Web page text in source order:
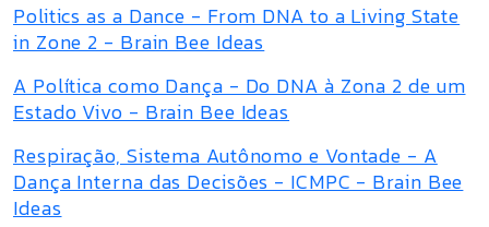
Politics as a Dance - From DNA to a Living State
in Zone 2 - Brain Bee Ideas
A Política como Dança - Do DNA à Zona 2 de um
Estado Vivo - Brain Bee Ideas
Respiração, Sistema Autônomo e Vontade - A
Dança Interna das Decisões - ICMPC - Brain Bee
Ideas